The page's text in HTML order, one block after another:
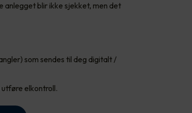
anlegget blir ikke sjekket, men det
som sendes til deg digitalt /
elkontroll.